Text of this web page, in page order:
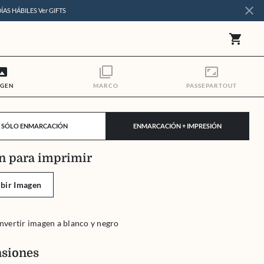
HÁBILESVer GIFTS close
shopping_cart
filter_none
MARCO
aspect_ratio
PASSEPARTOUT
SÓLO ENMARCACIÓN ENMARCACIÓN + IMPRESIÓN
para imprimir
Imagen
imagen a blanco y negro